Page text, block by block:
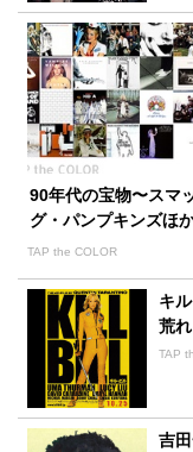
90年代の宝物〜スマ
グ・パンプキンズほ
TAP the COLOR
キ
荒
TAP
吉